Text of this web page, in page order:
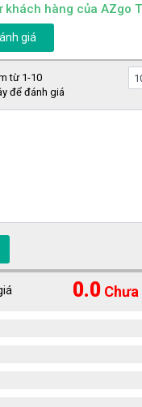
khách hàng của AZgo
giá
từ 1-10
để đánh giá
0.0